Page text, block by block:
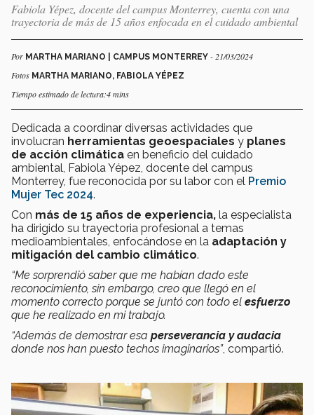
Fabiola Yépez, docente del campus Monterrey, cuenta con una
trayectoria de más de 15 años enfocada en el cuidado ambiental
Por MARTHA MARIANO | CAMPUS MONTERREY - 21/03/2024
Fotos MARTHA MARIANO, FABIOLA YÉPEZ
Tiempo estimado de lectura:4 mins
Dedicada a coordinar diversas actividades que
involucran herramientas geoespaciales y planes
de acción climática en beneficio del cuidado
ambiental, Fabiola Yépez, docente del campus
Monterrey, fue reconocida por su labor con el Premio
Mujer Tec 2024.
Con más de 15 años de experiencia, la especialista
ha dirigido su trayectoria profesional a temas
medioambientales, enfocándose en la adaptación y
mitigación del cambio climático.
“Me sorprendió saber que me habían dado este
reconocimiento, sin embargo, creo que llegó en el
momento correcto porque se juntó con todo el esfuerzo
que he realizado en mi trabajo.
“Además de demostrar esa perseverancia y audacia
donde nos han puesto techos imaginarios”, compartió.